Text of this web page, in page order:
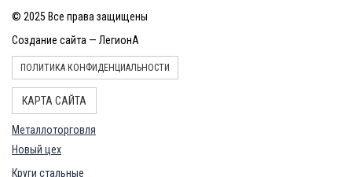
© 2025 Все права защищены
Создание сайта — ЛегионА
ПОЛИТИКА КОНФИДЕНЦИАЛЬНОСТИ
КАРТА САЙТА
Металлоторговля
Новый цех
Круги стальные